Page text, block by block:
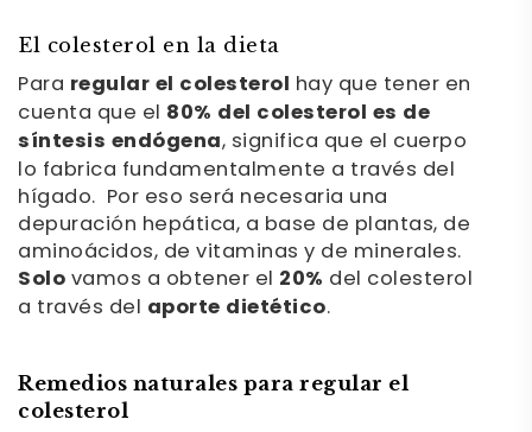
El colesterol en la dieta
Para regular el colesterol hay que tener en
cuenta que el 80% del colesterol es de
síntesis endógena, significa que el cuerpo
lo fabrica fundamentalmente a través del
hígado. Por eso será necesaria una
depuración hepática, a base de plantas, de
aminoácidos, de vitaminas y de minerales.
Solovamos a obtener el 20% del colesterol
a través del aporte dietético.
Remedios naturales para regular el
colesterol